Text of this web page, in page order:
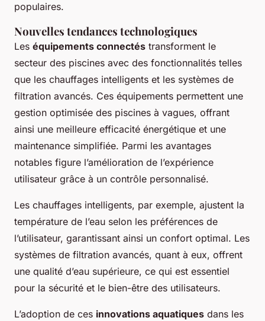
populaires.
Nouvelles tendances technologiques
Les équipements connectés transforment le
secteur des piscines avec des fonctionnalités telles
que les chauffages intelligents et les systèmes de
filtration avancés. Ces équipements permettent une
gestion optimisée des piscines à vagues, offrant
ainsi une meilleure efficacité énergétique et une
maintenance simplifiée. Parmi les avantages
notables figure l’amélioration de l’expérience
utilisateur grâce à un contrôle personnalisé.
Les chauffages intelligents, par exemple, ajustent la
température de l’eau selon les préférences de
l’utilisateur, garantissant ainsi un confort optimal. Les
systèmes de filtration avancés, quant à eux, offrent
une qualité d’eau supérieure, ce qui est essentiel
pour la sécurité et le bien-être des utilisateurs.
L’adoption de ces innovations aquatiques dans les